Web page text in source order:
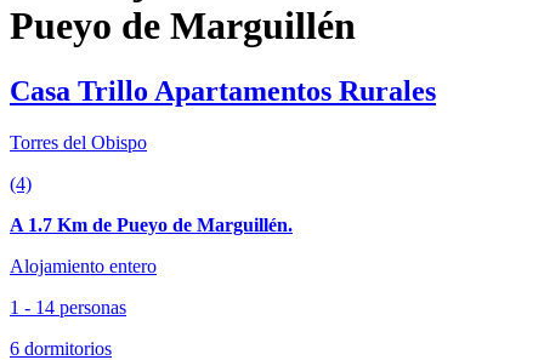
Pueyo de Marguillén
Casa Trillo Apartamentos Rurales
Torres del Obispo
(4)
A 1.7 Km de Pueyo de Marguillén.
Alojamiento entero
1 - 14 personas
6 dormitorios